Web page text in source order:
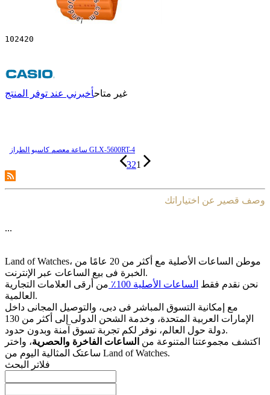
102420
غير متاحأخبرني عند توفر المنتج
ساعة معصم کاسیو الطراز GLX-5600RT-4
321
وصف قصير عن اختياراتك
...
Land of Watches، موطن الساعات الأصلیة مع أکثر من 20 عامًا من
الخبرة فی بیع الساعات عبر الإنترنت.
نحن نقدم فقط الساعات الأصلیة 100٪
من أرقى العلامات التجاریة
العالمیة.
مع إمکانیة التسوق المباشر فی دبی، والتوصیل المجانی داخل
الإمارات العربیة المتحدة، وخدمة الشحن الدولی إلى أکثر من 130
دولة حول العالم، نوفر لکم تجربة تسوق آمنة وبدون حدود.
اکتشف مجموعتنا المتنوعة من الساعات الفاخرة والحصریة، واختر
ساعتک المثالیة الیوم من Land of Watches.
فلاتر البحث